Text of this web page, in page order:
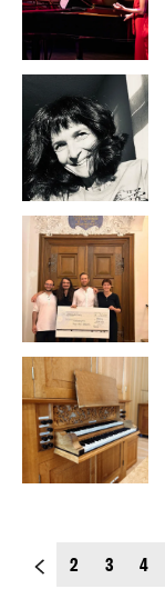
previous_page
2 3 4